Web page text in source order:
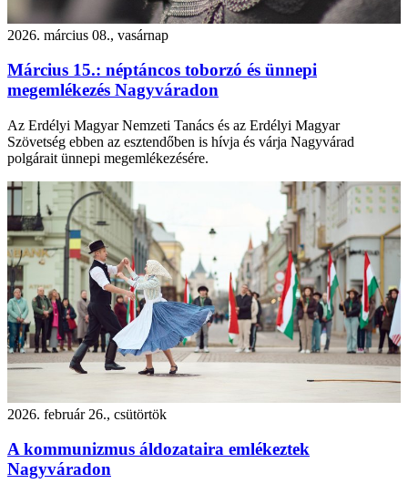
2026. március 08., vasárnap
Március 15.: néptáncos toborzó és ünnepi
megemlékezés Nagyváradon
Az Erdélyi Magyar Nemzeti Tanács és az Erdélyi Magyar
Szövetség ebben az esztendőben is hívja és várja Nagyvárad
polgárait ünnepi megemlékezésére.
2026. február 26., csütörtök
A kommunizmus áldozataira emlékeztek
Nagyváradon